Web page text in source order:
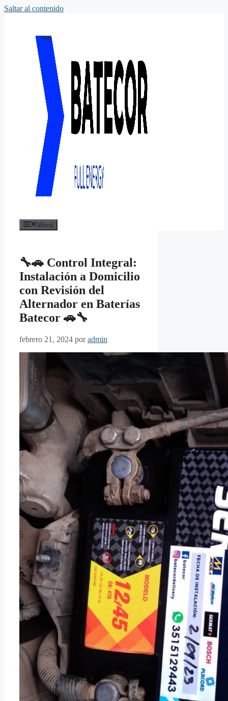
Saltar al contenido
Menú
🔧🚗 Control Integral:
Instalación a Domicilio
con Revisión del
Alternador en Baterías
Batecor 🚗🔧
febrero 21, 2024 poradmin